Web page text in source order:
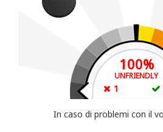
100%
UNFRIENDLY
1
CONDIVIDI IL
In caso di problemi con il